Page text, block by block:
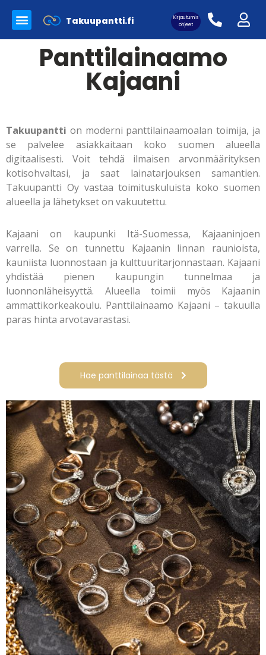
Takuupantti.fi
Kirjautumis
ohjeet
Asiakaskirjautuminen:
Panttilainaamo
Kajaani
Takuupantti on moderni panttilainaamoalan toimija, ja
se palvelee asiakkaitaan koko suomen alueella
digitaalisesti. Voit tehdä ilmaisen arvonmäärityksen
kotisohvaltasi, ja saat lainatarjouksen samantien.
Takuupantti Oy vastaa toimituskuluista koko suomen
alueella ja lähetykset on vakuutettu.
Kajaani on kaupunki Itä-Suomessa, Kajaaninjoen
varrella. Se on tunnettu Kajaanin linnan raunioista,
kauniista luonnostaan ja kulttuuritarjonnastaan. Kajaani
yhdistää pienen kaupungin tunnelmaa ja
luonnonläheisyyttä. Alueella toimii myös Kajaanin
ammattikorkeakoulu. Panttilainaamo Kajaani – takuulla
paras hinta arvotavarastasi.
Hae panttilainaa tästä